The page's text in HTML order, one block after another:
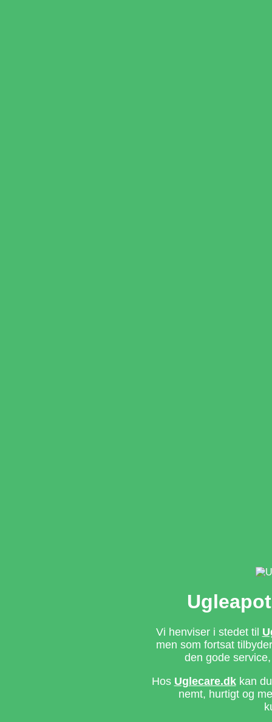
Vi henviser i stedet til
men som fortsat
den gode
Hos Uglecare.dkkan du
nemt, hurtigt og